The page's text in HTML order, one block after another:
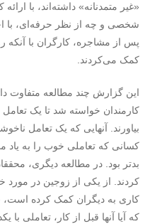
«غیر متمدنانه» داشته‌اند، با
شخصی و چه از نظر حرفه‌ای، با
پس از مشاجره، کارگران با آنکه
کمک می‌کردند.
کارمندان خواسته شد تا یک تعامل
بیاورند. آنهایی که یک تعامل
کسانی که تعاملی خوب را به یاد
کردند. از یکی از زوجین در مورد
کاری به دیگران کمک کرده است،
که آیا آنها قبل از کار، تعاملی با